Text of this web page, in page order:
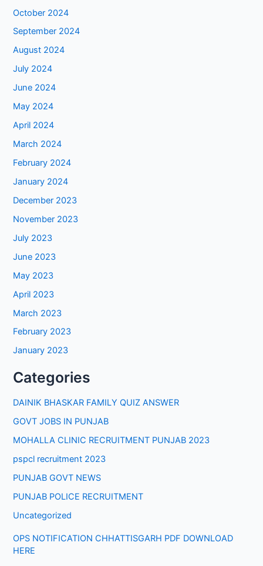
October 2024
September 2024
August 2024
July 2024
June 2024
May 2024
April 2024
March 2024
February 2024
January 2024
December 2023
November 2023
July 2023
June 2023
May 2023
April 2023
March 2023
February 2023
January 2023
Categories
DAINIK BHASKAR FAMILY QUIZ ANSWER
GOVT JOBS IN PUNJAB
MOHALLA CLINIC RECRUITMENT PUNJAB 2023
pspcl recruitment 2023
PUNJAB GOVT NEWS
PUNJAB POLICE RECRUITMENT
Uncategorized
OPS NOTIFICATION CHHATTISGARH PDF DOWNLOAD
HERE